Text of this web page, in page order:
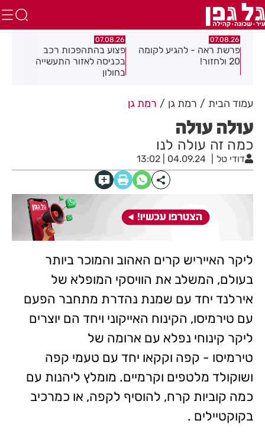
07.08.26
פצוע בהתהפכות רכב
בכניסה לאזור התעשייה
07.08.26
תיסלם ואתניקס הרימו את
חולון באוויר
עמוד הבית רמת גן רמת גן
עולה עולה
כמה זה עולה לנו
דודי טל 04.09.24 | 13:02
ליקר האייריש קרים האהוב והמוכר ביותר
בעולם, המשלב את הוויסקי המופלא של
אירלנד יחד עם שמנת נהדרת מתחבר הפעם
עם טירמיסו, הקינוח האייקוני ויחד הם יוצרים
ליקר קינוחי נפלא עם ארומה של
טירמיסו - קפה וקקאו יחד עם טעמי קפה
ושוקולד מלטפים וקרמיים. מומלץ ליהנות עם
כמה קוביות קרח, להוסיף לקפה, או כמרכיב
בקוקטיילים .